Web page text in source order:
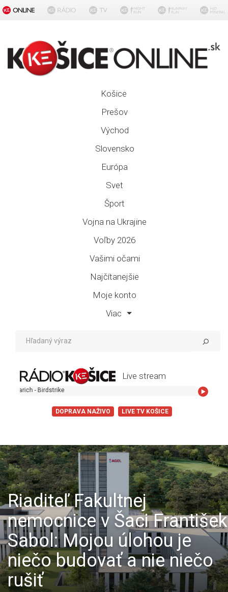
Košice
Prešov
Východ
Slovensko
Európa
Svet
Šport
Vojna na Ukrajine
Voľby 2026
Vašimi očami
Najčítanejšie
Moje konto
Viac
Live stream
DOPRAVA NAŽIVO LIVE TV KOŠICE
Riaditeľ Fakultnej
nemocnice v Šaci František
Sabol: Mojou úlohou je
niečo budovať a nie niečo
rušiť